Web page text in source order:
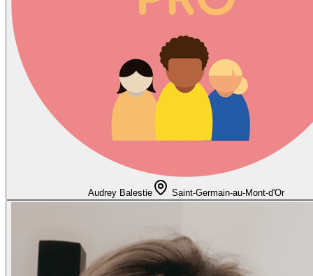
Audrey Balestie Saint-Germain-au-Mont-d'Or